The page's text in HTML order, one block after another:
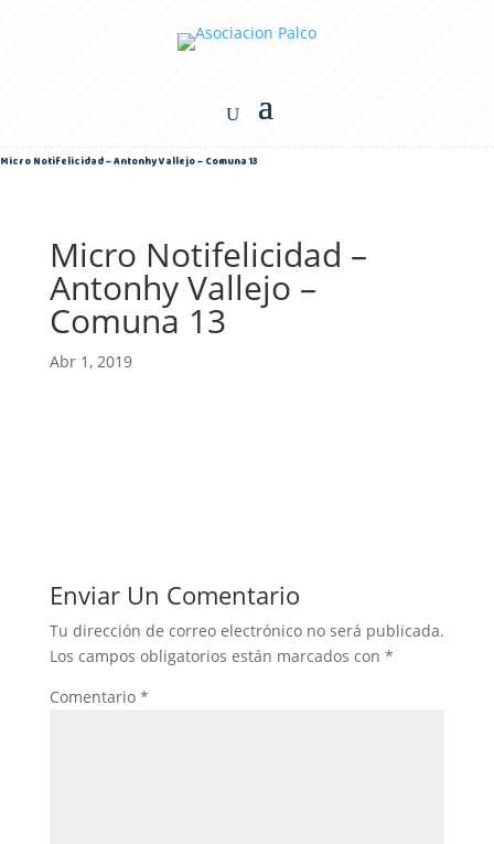
Micro Notifelicidad – Antonhy Vallejo – Comuna 13
Micro Notifelicidad –
Antonhy Vallejo –
Comuna 13
Abr 1, 2019
Enviar Un Comentario
Tu dirección de correo electrónico no será publicada.
Los campos obligatorios están marcados con *
Comentario *